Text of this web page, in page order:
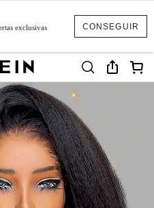
CONSEGUIR
exclusivas